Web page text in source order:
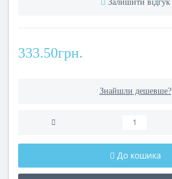
Залишити відгук
333.50грн.
Знайшли дешевше?
До кошика